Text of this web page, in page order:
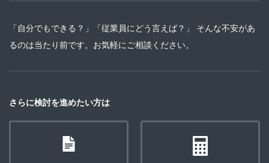
「自分でもできる？」「従業員にどう言えば？」 そんな不安があ
るのは当たり前です。お気軽にご相談ください。
さらに検討を進めたい方は